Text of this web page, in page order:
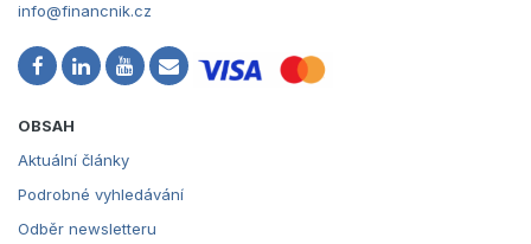
info@financnik.cz
OBSAH
Aktuální články
Podrobné vyhledávání
Odběr newsletteru